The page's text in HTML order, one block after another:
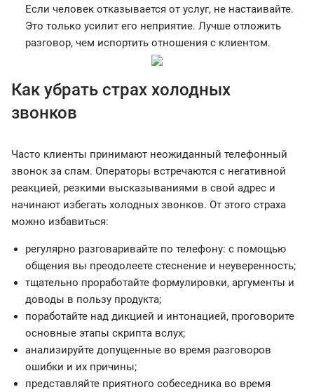
Если человек отказывается от услуг, не настаивайте.
Это только усилит его неприятие. Лучше отложить
разговор, чем испортить отношения с клиентом.
Как убрать страх холодных
звонков
Часто клиенты принимают неожиданный телефонный
звонок за спам. Операторы встречаются с негативной
реакцией, резкими высказываниями в свой адрес и
начинают избегать холодных звонков. От этого страха
можно избавиться:
регулярно разговаривайте по телефону: с помощью
общения вы преодолеете стеснение и неуверенность;
тщательно проработайте формулировки, аргументы и
доводы в пользу продукта;
поработайте над дикцией и интонацией, проговорите
основные этапы скрипта вслух;
анализируйте допущенные во время разговоров
ошибки и их причины;
представляйте приятного собеседника во время